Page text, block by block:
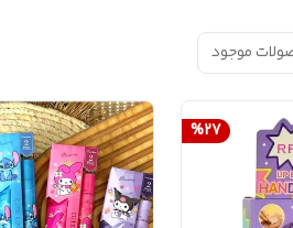
موجود
%27